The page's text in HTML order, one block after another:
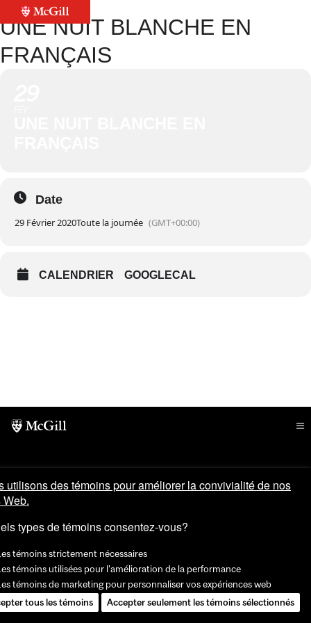
UNE NUIT BLANCHE EN
FRANÇAIS
Date
29 Février 2020Toute la journée (GMT+00:00)
CALENDRIER GOOGLECAL
utilisons des témoins pour améliorer la convivialité de nos
types de témoins consentez-vous?
témoins strictement nécessaires
témoins utilisées pour l'amélioration de la performance
témoins de marketing pour personnaliser vos expériences web
tous les témoins
Accepter seulement les témoins sélectionnés